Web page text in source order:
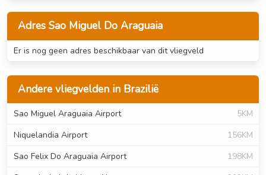
Adres Sao Miguel Do Araguaia
Er is nog geen adres beschikbaar van dit vliegveld
Andere vliegvelden in Brazilië
Sao Miguel Araguaia Airport
5KM
Niquelandia Airport
156KM
Sao Felix Do Araguaia Airport
198KM